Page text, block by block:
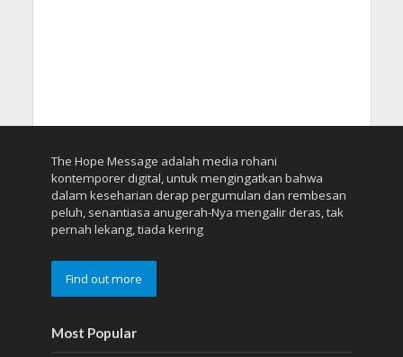
The Hope Message adalah media rohani
kontemporer digital, untuk mengingatkan bahwa
dalam keseharian derap pergumulan dan rembesan
peluh, senantiasa anugerah-Nya mengalir deras, tak
pernah lekang, tiada kering
Find out more
Most Popular